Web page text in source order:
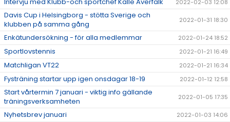
2022-02-03 12:08
Davis Cup i Helsingborg - stötta Sverige och
klubben på samma gång
2022-01-31 18:30
Enkätundersökning - för alla medlemmar 2022-01-24 18:52
Sportlovstennis 2022-01-21 16:49
Matchligan VT22 2022-01-21 16:34
Fysträning startar upp igen onsdagar 18-19 2022-01-12 12:58
Start vårtermin 7 januari - viktig info gällande
träningsverksamheten
2022-01-05 17:35
Nyhetsbrev januari 2022-01-03 14:06